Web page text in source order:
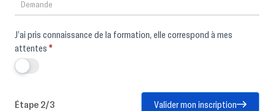
J’ai pris connaissance de la formation, elle correspond à mes
attentes *
Étape 2/3 Valider mon inscription